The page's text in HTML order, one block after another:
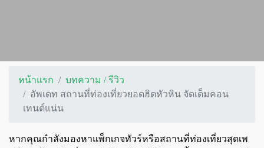
หน้าแรก
บทความ / รีวิว
อัพเดท สถานที่ท่องเที่ยวยอดฮิตหัวหิน จัดเต็มคอน
เทนต์แน่น
หากคุณกำลังมองหาแพ็กเกจทัวร์หรือสถานที่ท่องเที่ยวสุดเพ